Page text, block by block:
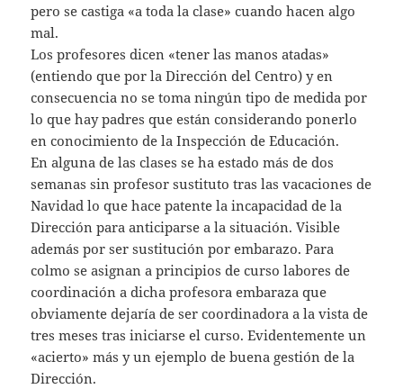
pero se castiga «a toda la clase» cuando hacen algo
mal.
Los profesores dicen «tener las manos atadas»
(entiendo que por la Dirección del Centro) y en
consecuencia no se toma ningún tipo de medida por
lo que hay padres que están considerando ponerlo
en conocimiento de la Inspección de Educación.
En alguna de las clases se ha estado más de dos
semanas sin profesor sustituto tras las vacaciones de
Navidad lo que hace patente la incapacidad de la
Dirección para anticiparse a la situación. Visible
además por ser sustitución por embarazo. Para
colmo se asignan a principios de curso labores de
coordinación a dicha profesora embaraza que
obviamente dejaría de ser coordinadora a la vista de
tres meses tras iniciarse el curso. Evidentemente un
«acierto» más y un ejemplo de buena gestión de la
Dirección.